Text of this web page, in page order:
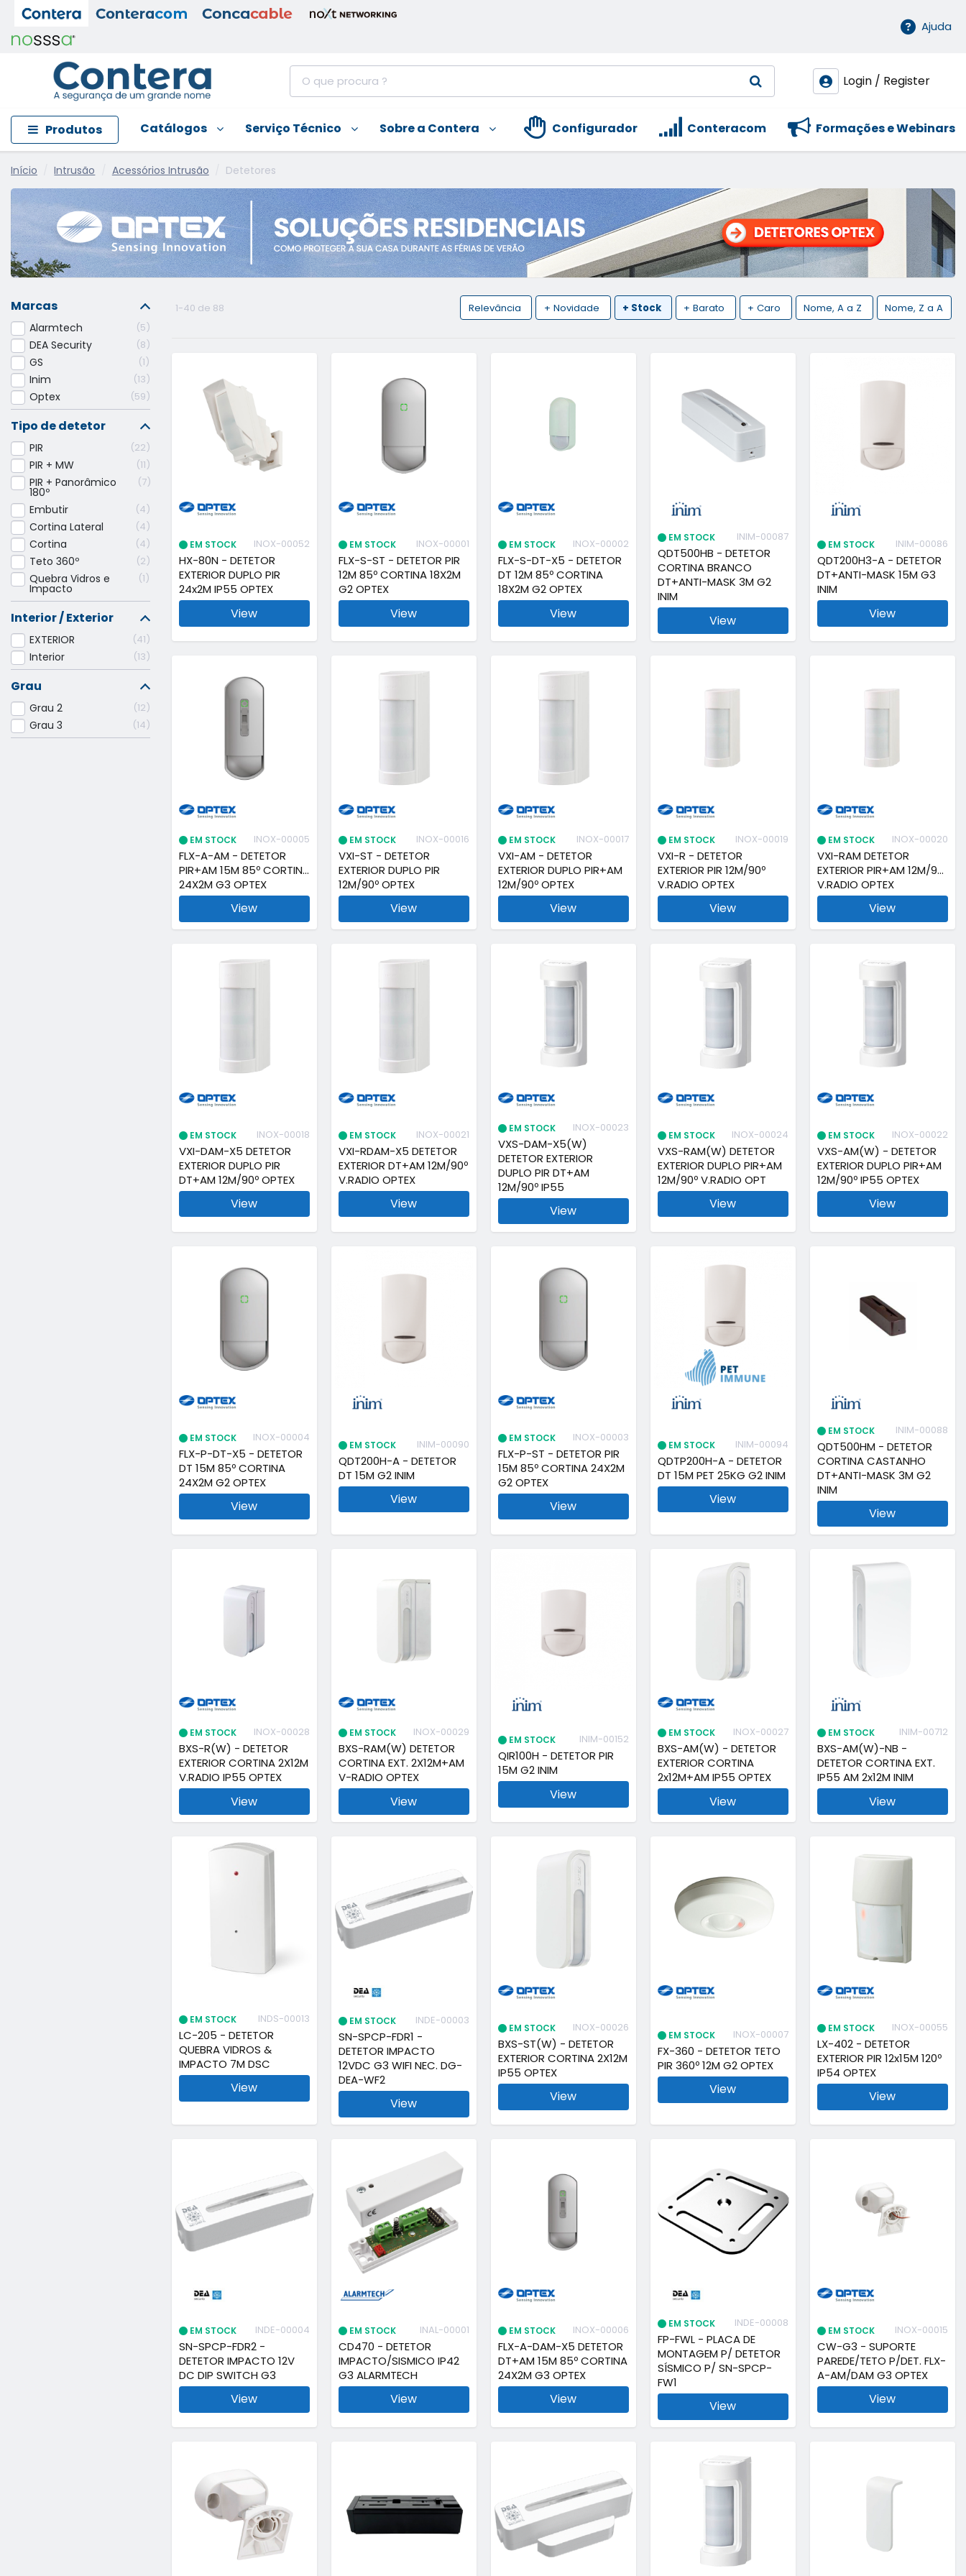
Ajuda
Login / Register
Produtos Catálogos Serviço Técnico Sobre a Contera Formações e Webinars
Conteracom
Configurador
Início Intrusão Acessórios Intrusão Detetores
1-40 de 88 Relevância + Novidade + Stock + Barato + Caro Nome, A a Z Nome, Z a A
EM STOCK INOX-00052
HX-80N - DETETOR
EXTERIOR DUPLO PIR
24x2M IP55 OPTEX
View
EM STOCK INOX-00001
FLX-S-ST - DETETOR PIR
12M 85º CORTINA 18X2M
G2 OPTEX
View
EM STOCK INOX-00002
FLX-S-DT-X5 - DETETOR
DT 12M 85º CORTINA
18X2M G2 OPTEX
View
EM STOCK INIM-00087
QDT500HB - DETETOR
CORTINA BRANCO
DT+ANTI-MASK 3M G2
INIM
View
EM STOCK INIM-00086
QDT200H3-A - DETETOR
DT+ANTI-MASK 15M G3
INIM
View
EM STOCK INOX-00005
FLX-A-AM - DETETOR
PIR+AM 15M 85º CORTINA
24X2M G3 OPTEX
View
EM STOCK INOX-00016
VXI-ST - DETETOR
EXTERIOR DUPLO PIR
12M/90º OPTEX
View
EM STOCK INOX-00017
VXI-AM - DETETOR
EXTERIOR DUPLO PIR+AM
12M/90º OPTEX
View
EM STOCK INOX-00019
VXI-R - DETETOR
EXTERIOR PIR 12M/90º
V.RADIO OPTEX
View
EM STOCK INOX-00020
VXI-RAM DETETOR
EXTERIOR PIR+AM 12M/90º
V.RADIO OPTEX
View
EM STOCK INOX-00018
VXI-DAM-X5 DETETOR
EXTERIOR DUPLO PIR
DT+AM 12M/90º OPTEX
View
EM STOCK INOX-00021
VXI-RDAM-X5 DETETOR
EXTERIOR DT+AM 12M/90º
V.RADIO OPTEX
View
EM STOCK INOX-00023
VXS-DAM-X5(W)
DETETOR EXTERIOR
DUPLO PIR DT+AM
12M/90º IP55
View
EM STOCK INOX-00024
VXS-RAM(W) DETETOR
EXTERIOR DUPLO PIR+AM
12M/90º V.RADIO OPT
View
EM STOCK INOX-00022
VXS-AM(W) - DETETOR
EXTERIOR DUPLO PIR+AM
12M/90º IP55 OPTEX
View
EM STOCK INOX-00004
FLX-P-DT-X5 - DETETOR
DT 15M 85º CORTINA
24X2M G2 OPTEX
View
EM STOCK INIM-00090
QDT200H-A - DETETOR
DT 15M G2 INIM
View
EM STOCK INOX-00003
FLX-P-ST - DETETOR PIR
15M 85º CORTINA 24X2M
G2 OPTEX
View
EM STOCK INIM-00094
QDTP200H-A - DETETOR
DT 15M PET 25KG G2 INIM
View
EM STOCK INIM-00088
QDT500HM - DETETOR
CORTINA CASTANHO
DT+ANTI-MASK 3M G2
INIM
View
EM STOCK INOX-00028
BXS-R(W) - DETETOR
EXTERIOR CORTINA 2X12M
V.RADIO IP55 OPTEX
View
EM STOCK INOX-00029
BXS-RAM(W) DETETOR
CORTINA EXT. 2X12M+AM
V-RADIO OPTEX
View
EM STOCK INIM-00152
QIR100H - DETETOR PIR
15M G2 INIM
View
EM STOCK INOX-00027
BXS-AM(W) - DETETOR
EXTERIOR CORTINA
2x12M+AM IP55 OPTEX
View
EM STOCK INIM-00712
BXS-AM(W)-NB -
DETETOR CORTINA EXT.
IP55 AM 2x12M INIM
View
EM STOCK INDS-00013
LC-205 - DETETOR
QUEBRA VIDROS &
IMPACTO 7M DSC
View
EM STOCK INDE-00003
SN-SPCP-FDR1 -
DETETOR IMPACTO
12VDC G3 WIFI NEC. DG-
DEA-WF2
View
EM STOCK INOX-00026
BXS-ST(W) - DETETOR
EXTERIOR CORTINA 2X12M
IP55 OPTEX
View
EM STOCK INOX-00007
FX-360 - DETETOR TETO
PIR 360º 12M G2 OPTEX
View
EM STOCK INOX-00055
LX-402 - DETETOR
EXTERIOR PIR 12x15M 120º
IP54 OPTEX
View
EM STOCK INDE-00004
SN-SPCP-FDR2 -
DETETOR IMPACTO 12V
DC DIP SWITCH G3
View
EM STOCK INAL-00001
CD470 - DETETOR
IMPACTO/SISMICO IP42
G3 ALARMTECH
View
EM STOCK INOX-00006
FLX-A-DAM-X5 DETETOR
DT+AM 15M 85º CORTINA
24X2M G3 OPTEX
View
EM STOCK INDE-00008
FP-FWL - PLACA DE
MONTAGEM P/ DETETOR
SÍSMICO P/ SN-SPCP-
FW1
View
EM STOCK INOX-00015
CW-G3 - SUPORTE
PAREDE/TETO P/DET. FLX-
A-AM/DAM G3 OPTEX
View
Marcas
Alarmtech 5
DEA Security 8
GS 1
Inim 13
Optex 59
Tipo de detetor
PIR 22
PIR + MW 11
PIR + Panorâmico
180º
7
Embutir 4
Cortina Lateral 4
Cortina 4
Teto 360º 2
Quebra Vidros e
Impacto
1
Interior / Exterior
EXTERIOR 41
Interior 13
Grau
Grau 2 12
Grau 3 14